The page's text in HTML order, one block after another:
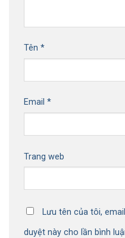
Tên *
Email *
Trang web
Lưu tên của tôi,
duyệt này cho lần bình